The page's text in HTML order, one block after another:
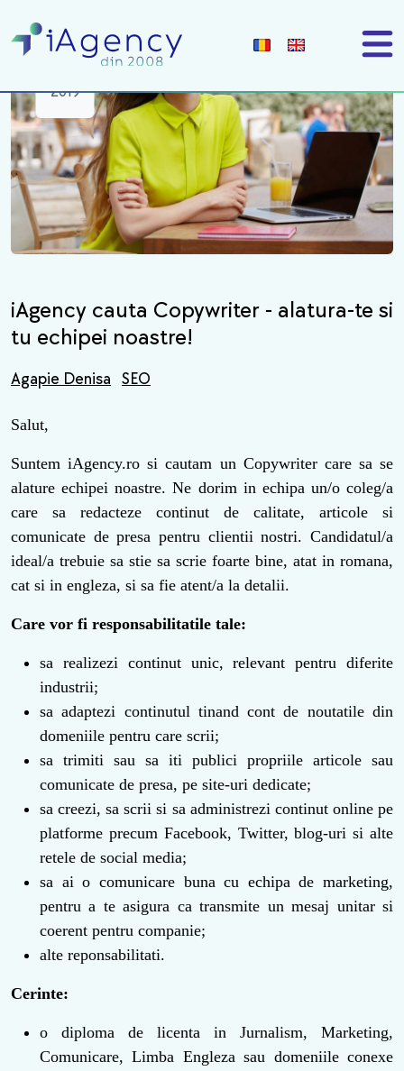
28
2019
iAgency cauta Copywriter - alatura-te si
tu echipei noastre!
Agapie Denisa SEO
Salut,
Suntem iAgency.ro si cautam un Copywriter care sa se
alature echipei noastre. Ne dorim in echipa un/o coleg/a
care sa redacteze continut de calitate, articole si
comunicate de presa pentru clientii nostri. Candidatul/a
ideal/a trebuie sa stie sa scrie foarte bine, atat in romana,
cat si in engleza, si sa fie atent/a la detalii.
Care vor fi responsabilitatile tale:
sa realizezi continut unic, relevant pentru diferite
industrii;
sa adaptezi continutul tinand cont de noutatile din
domeniile pentru care scrii;
sa trimiti sau sa iti publici propriile articole sau
comunicate de presa, pe site-uri dedicate;
sa creezi, sa scrii si sa administrezi continut online pe
platforme precum Facebook, Twitter, blog-uri si alte
retele de social media;
sa ai o comunicare buna cu echipa de marketing,
pentru a te asigura ca transmite un mesaj unitar si
coerent pentru companie;
alte reponsabilitati.
Cerinte:
o diploma de licenta in Jurnalism, Marketing,
Comunicare, Limba Engleza sau domeniile conexe